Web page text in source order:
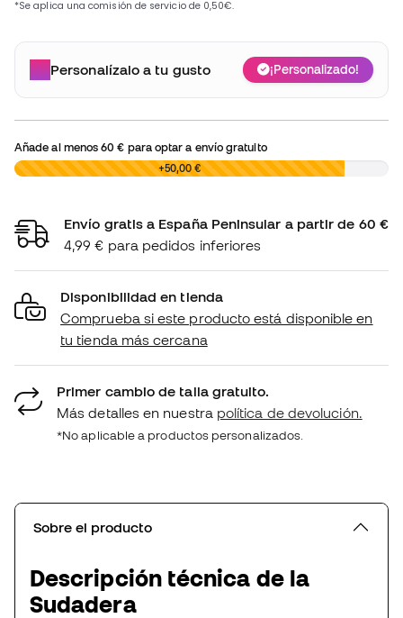
Personalízalo a tu gusto ¡Personalizado!
Añade al menos60 € para optar a envío gratuito
0,00 € +50,00 €
Envío gratis a España Peninsular a partir de 60 €
4,99 € para pedidos inferiores
Disponibilidad en tienda
Comprueba si este producto está disponible en
tu tienda más cercana
Primer cambio de talla gratuito.
Más detalles en nuestra política de devolución.
*No aplicable a productos personalizados.
Sobre el producto
Descripción técnica de la
Sudadera